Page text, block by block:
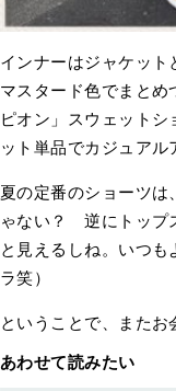
インナーはジャケット
マスタード色でまと
ピオン」スウェット
ット単品でカジュアル
夏の定番のショーツは
ゃない？ 逆にトップ
と見えるしね。いつ
ラ笑）
ということで、またお
あわせて読みたい